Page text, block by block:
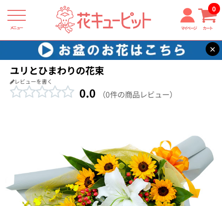
メニュー マイページ カート
0
×
花キューピット お祝い 【お祝い】ユリとひまわりの花束
ユリとひまわりの花束
レビューを書く
0.0 （0件の商品レビュー）